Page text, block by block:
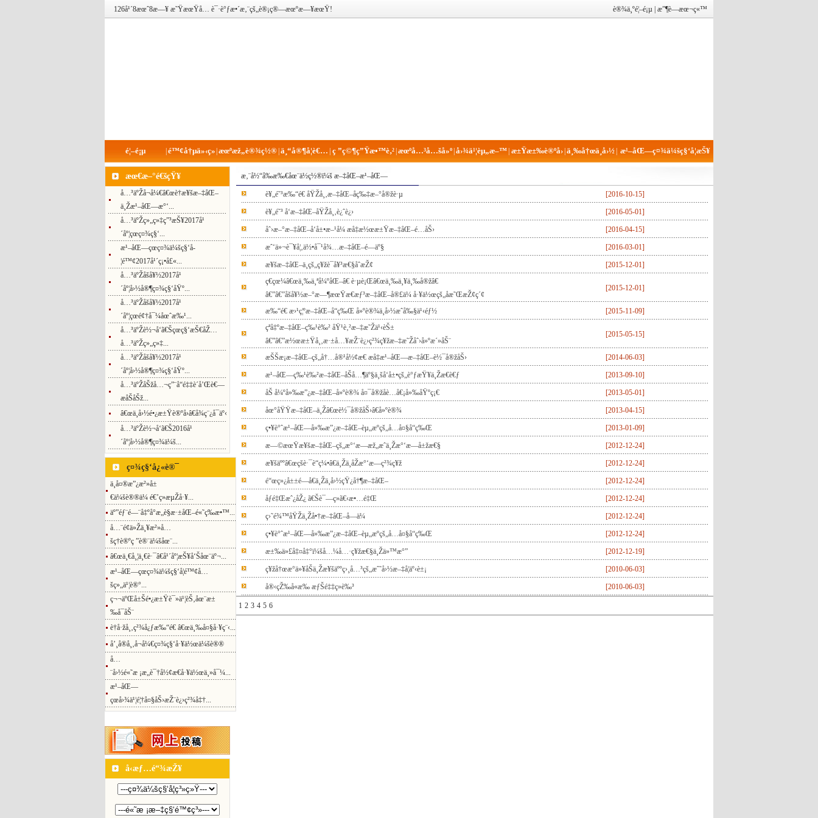
126å¹´8æœˆ8æ—¥ æ˜ŸæœŸå…­ è¯·è°ƒæ•´æ‚¨çš„è®¡ç®—æœºæ—¥æœŸ! è®¾ä¸ºé¦–é¡µ æ”¶è—æœ¬ç«™
é¦–é¡µ é™¢å†µä»‹ç» æœºæž„è®¾ç½® ä¸“å®¶å­¦è€… ç ”ç©¶ç”Ÿæ•™è‚² æœºå…³å…šå»º å›¾ä¹¦èµ„æ–™ æ±Ÿæ±‰è®ºå› ä¸‰å†œä¸­å›½ æ¹–åŒ—ç¤¾ä¼šç§‘å­¦æŠ¥
æœ€æ–°é€šçŸ¥
å…³äºŽå¬å¼€â€œè†æ¥šæ–‡åŒ–
ä¸Žæ¹–åŒ—æ°‘...
å…³äºŽç»„ç»‡ç”³æŠ¥2017å¹
´åº¦çœç¤¾ç§‘...
æ¹–åŒ—çœç¤¾ä¼šç§‘å­
¦é™¢2017å¹´ç¡•å£«...
å…³äºŽåšå¥½2017å¹
´åº¦å›½å®¶ç¤¾ç§‘åŸº...
å…³äºŽåšå¥½2017å¹
´åº¦çœé¢†å¯¼åœˆæ‰¹...
å…³äºŽè½¬å‘ã€Šçœç§‘æŠ€åŽ…
å…³äºŽç»„ç»‡...
å…³äºŽåšå¥½2017å¹
´åº¦å›½å®¶ç¤¾ç§‘åŸº...
å…³äºŽåŠžå…¬ç”¨å“é‡‡è´­å’Œè€—
æåŠåŠž...
â€œä¸­å›½é•¿æ±Ÿè®ºå›â€å¾ç¨¿å¯äº‹
å…³äºŽè½¬å‘ã€Š2016å¹
´åº¦å›½å®¶ç¤¾ä¼š...
ç¤¾ç§‘å¿«è®¯
ä¸­å¤®æ”¿æ²»å±
€ä¼šè®®ä¼ é€’ç»æµŽå·¥...
äº”éƒ¨é—¨å‡ºå°æ„è§æ·±åŒ–é«˜ç­‰æ•™...
å…¨é¢ä»Žä¸¥æ²»å…
šç†è®ºç ”è®¨ä¼šåœ¨...
â€œä¸€å¸¦ä¸€è·¯â€å¹´åº¦æŠ¥å‘Šåœ¨äº¬...
æ¹–åŒ—çœç¤¾ä¼šç§‘å­¦é™¢å…
šç»„ä¹¦è®°...
ç¬¬äºŒå±Šé•¿æ±Ÿè¯»ä¹¦èŠ‚åœ¨æ±
‰å¯åŠ¨
è†å·žå¸‚ç²¾å¿ƒæ‰“é€ â€œä¸‰å¤§å·¥ç¨‹...
å’¸å®å¸‚å¬å¼€ç¤¾ç§‘å·¥ä½œä¼šè®®
å…
¨å›½é«˜æ ¡æ„è¯†å½¢æ€å·¥ä½œä¸»å¯¼...
æ¹–åŒ—
çœå›¾ä¹¦é¦†å¤§åŠ›æŽ¨è¿›ç²¾å‡†...
å‹æƒ…é“¾æŽ¥
æ‚¨å½“å‰æ‰€åœ¨ä½ç½®ï¼š æ–‡åŒ–æ¹–åŒ—
è¥„é˜³æ‰“é€ åŸŽå¸‚æ–‡åŒ–åç‰‡æ–°å®žè·µ [2016-10-15]
è¥„é˜³ å‘æ–‡åŒ–åŸŽå¸‚è¿ˆè¿› [2016-05-01]
åˆ›æ–°æ–‡åŒ–å‘å±•æ–¹å¼ æå‡æ½œæ±Ÿæ–‡åŒ–é­…åŠ› [2016-04-15]
æˆ‘ä»¬è¯¥å¦‚ä½•å¯¹å¾…æ–‡åŒ–é—äº§ [2016-03-01]
æ¥šæ–‡åŒ–ä¸­çš„ç¥žè¯å¥³æ€§åˆæŽ¢ [2015-12-01]
ç€çœ¼â€œä¸‰ä¸ªå¼ºåŒ–â€ è·µè¡Œâ€œä¸‰ä¸¥ä¸‰å®žâ€
â€”â€”åšå¥½æ–°æ—¶æœŸæ€æƒ³æ–‡åŒ–å®£ä¼ å·¥ä½œçš„å­æ˜ŒæŽ¢ç´¢
[2015-12-01]
æ‰“é€ æ›¹ç¦ºæ–‡åŒ–å“ç‰Œ å»ºè®¾ä¸­å›½æˆå‰§ä¹‹éƒ½ [2015-11-09]
çªå‡ºæ–‡åŒ–ç‰¹è‰² åŸ¹è‚²æ–‡æ˜Žä¹‹èŠ±
â€”â€”æ½œæ±Ÿå¸‚æ·±å…¥æŽ¨è¿›ç²¾ç¥žæ–‡æ˜Žåˆ›å»ºæ´»åŠ¨
[2015-05-15]
æŠŠæ¡æ–‡åŒ–çš„å†…å®¹å½¢æ€ æå‡æ¹–åŒ—æ–‡åŒ–è½¯å®žåŠ› [2014-06-03]
æ¹–åŒ—ç‰¹è‰²æ–‡åŒ–åŠå…¶äº§ä¸šå‘å±•çš„è°ƒæŸ¥ä¸Žæ€è€ƒ [2013-09-10]
åŠ å¼ºå»‰æ”¿æ–‡åŒ–å»ºè®¾ å¤¯å®žåè…å€¡å»‰åŸºç¡€ [2013-05-01]
åœ°åŸŸæ–‡åŒ–ä¸Žâ€œè½¯å®žåŠ›â€å»ºè®¾ [2013-04-15]
ç•¥è°ˆæ¹–åŒ—å»‰æ”¿æ–‡åŒ–èµ„æºçš„å…­å¤§å“ç‰Œ [2013-01-09]
æ—©æœŸæ¥šæ–‡åŒ–çš„æ°‘æ—æž„æˆä¸Žæ°‘æ—å±žæ€§ [2012-12-24]
æ¥šäººâ€œç­šè·¯è“ç¼•â€ä¸Žä¸­åŽæ°‘æ—ç²¾ç¥ž [2012-12-24]
é“œç»¿å±±é—å€ä¸Žä¸­å›½çŸ¿å†¶æ–‡åŒ– [2012-12-24]
åƒé‡Œæˆ¿åŽ¿ ã€Šè¯—ç»ã€‹æ•…é‡Œ [2012-12-24]
ç›˜é¾™åŸŽä¸Žå•†æ–‡åŒ–å—ä¼ [2012-12-24]
ç•¥è°ˆæ¹–åŒ—å»‰æ”¿æ–‡åŒ–èµ„æºçš„å…­å¤§å“ç‰Œ [2012-12-24]
æ±‰ä»£å‡¤å‡°ï¼šå…¼å…·ç¥žæ€§ä¸Žä»™æ°” [2012-12-19]
ç¥žå†œæ°ä»¥åŠä¸Žæ¥šäººç›¸å…³çš„æˆ˜å›½æ–‡å­¦äº‹è±¡ [2010-06-03]
å®‹çŽ‰å«æ‰ æƒŠé‡‡ç»è‰³ [2010-06-03]
1 2 3 4 5 6